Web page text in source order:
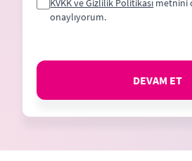
KVKK ve Gizlilik Politikası metnini
onaylıyorum.
DEVAM ET